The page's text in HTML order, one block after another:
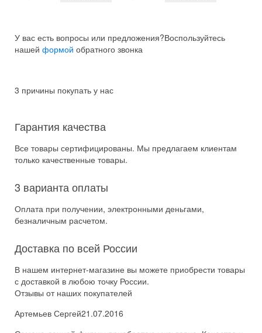
У вас есть вопросы или предложения?Воспользуйтесь
нашей формой обратного звонка
3 причины покупать у нас
Гарантия качества
Все товары сертифицированы. Мы предлагаем клиентам
только качественные товары.
3 варианта оплаты
Оплата при получении, электронными деньгами,
безналичным расчетом.
Доставка по всей России
В нашем интернет-магазине вы можете приобрести товары
с доставкой в любою точку России.
Отзывы от наших покупателей
Артемьев Сергей21.07.2016